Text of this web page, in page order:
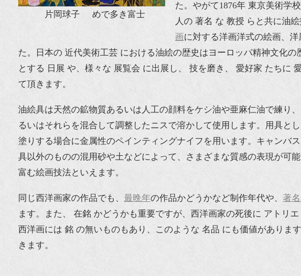
片岡球子 めで多き富士
た。やがて1876年 東京美術学
人の 著名 な 教授 らと共に油
画に対する洋画洋式の絵画、
た。日本の 近代美術工芸 における油絵の歴史はヨーロッパ精神文化
とする 日展 や、様々な 展覧会 に出展し、 技を磨き、 愛好家 たちに
て頂きます。
油絵具は天然の鉱物質あるいは人工の顔料をケシ油や亜麻仁油で練り
るいはそれらを混合して調整したニスで溶かして使用します。用具と
塗りする場合に金属性のペインティングナイフを用います。キャンバ
具以外のものの混用砂や土などによって、さまざまな質感の表現が可
富む絵画技法といえます。
同じ西洋画家の作品でも、 最晩年の作品かどうかなど制作年代や、 著
ます。また、 在銘 かどうかも重要ですが、西洋画家の死後に アトリ
西洋画には 銘 の無いものもあり、このような 名品 にも価値がありま
きます。